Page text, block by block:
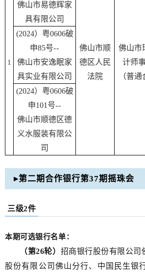
1
佛山市易德辉家
具有限公司
佛山市顺
德区人民
法院
佛山市
计师
（普通
(2024）粤0606破
申85号--
佛山市安逸眠家
具实业有限公司
(2024）粤0606破
申101号--
佛山市顺德区德
义水服装有限公
司
▸第二期合作银行第37期摇珠会
三级2件
本期可选银行名单：
（第26轮） 招商银行股份有限公司
股份有限公司佛山分行、 中国民生银